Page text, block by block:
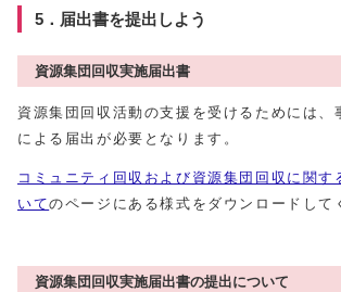
5．届出書を提出しよう
資源集団回収実施届出書
資源集団回収活動の支援を受けるためには、
による届出が必要となります。
コミュニティ回収および資源集団回収に関す
いてのページにある様式をダウンロードして
資源集団回収実施届出書の提出について